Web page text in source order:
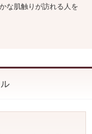
な肌触りが訪れる人を